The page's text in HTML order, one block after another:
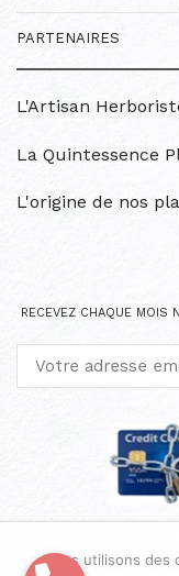
PARTENAIRES
L'Artisan
La Quintessence
L'origine de nos
RECEVEZ CHAQUE MOIS
Nous utilisons des